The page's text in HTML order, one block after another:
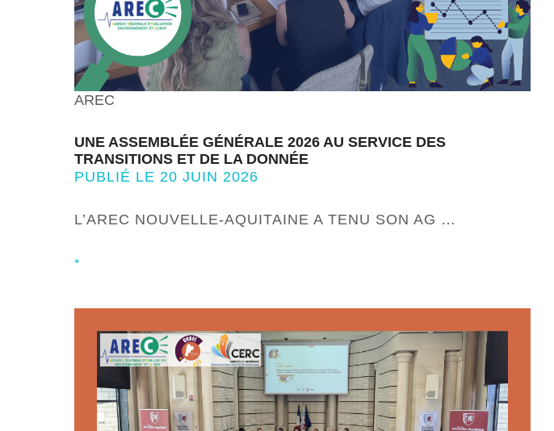
AREC
UNE ASSEMBLÉE GÉNÉRALE 2026 AU SERVICE DES
TRANSITIONS ET DE LA DONNÉE
PUBLIÉ LE 20 JUIN 2026
L’AREC NOUVELLE-AQUITAINE A TENU SON AG …
+